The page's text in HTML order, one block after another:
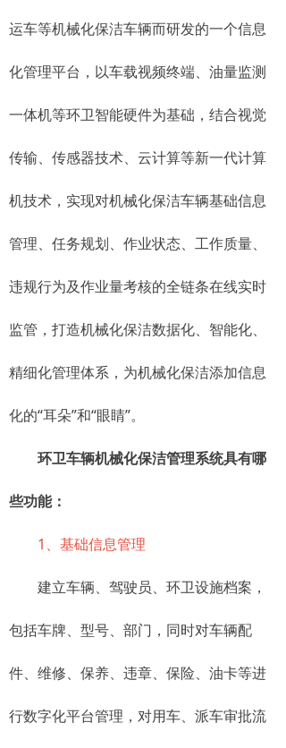
运车等机械化保洁车辆而研发的一个信息
化管理平台，以车载视频终端、油量监测
一体机等环卫智能硬件为基础，结合视觉
传输、传感器技术、云计算等新一代计算
机技术，实现对机械化保洁车辆基础信息
管理、任务规划、作业状态、工作质量、
违规行为及作业量考核的全链条在线实时
监管，打造机械化保洁数据化、智能化、
精细化管理体系，为机械化保洁添加信息
化的“耳朵”和“眼睛”。
环卫车辆机械化保洁管理系统具有哪
些功能：
1、基础信息管理
建立车辆、驾驶员、环卫设施档案，
包括车牌、型号、部门，同时对车辆配
件、维修、保养、违章、保险、油卡等进
行数字化平台管理，对用车、派车审批流